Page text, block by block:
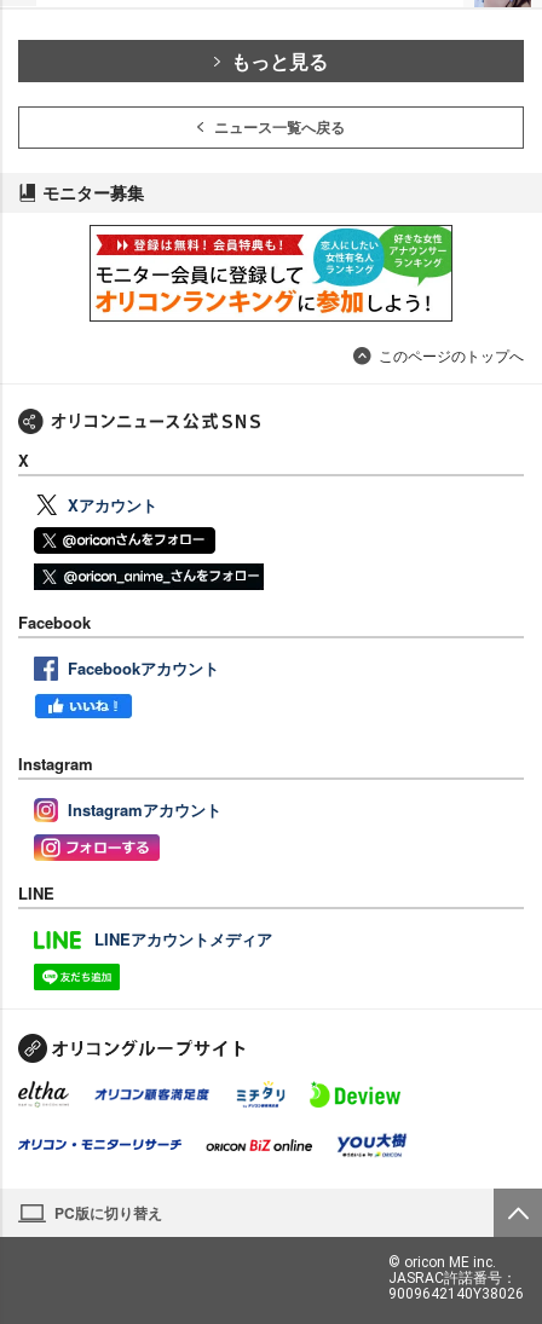
もっと見る
ニュース一覧へ戻る
モニター募集
このページのトップへ
X
Xアカウント
Facebook
Facebookアカウント
Instagram
Instagramアカウント
LINE
LINEアカウントメディア
PC版に切り替え
© oricon ME inc.
JASRAC許諾番号：
9009642140Y38026